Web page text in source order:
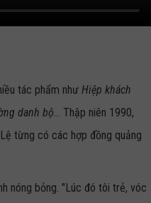
tác phẩm như Hiệp khách
danh bộ... Thập niên 1990,
từng có các hợp đồng quảng
nóng bỏng. "Lúc đó tôi trẻ, vóc